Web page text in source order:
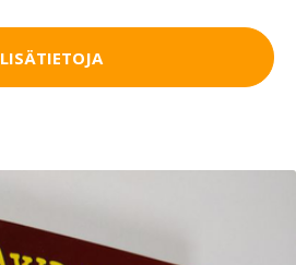
LISÄTIETOJA